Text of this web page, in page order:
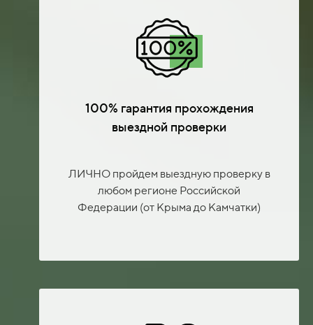
100% гарантия прохождения
выездной проверки
ЛИЧНО пройдем выездную проверку в
любом регионе Российской
Федерации (от Крыма до Камчатки)